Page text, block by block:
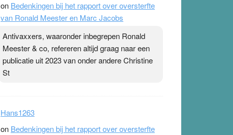
on Bedenkingen bij het rapport over oversterfte
van Ronald Meester en Marc Jacobs
Antivaxxers, waaronder inbegrepen Ronald
Meester & co, refereren altijd graag naar een
publicatie uit 2023 van onder andere Christine
St
Hans1263
on Bedenkingen bij het rapport over oversterfte